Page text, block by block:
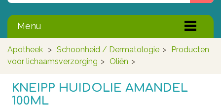
Menu
Apotheek > Schoonheid / Dermatologie > Producten
voor lichaamsverzorging > Oliën >
KNEIPP HUIDOLIE AMANDEL
100ML